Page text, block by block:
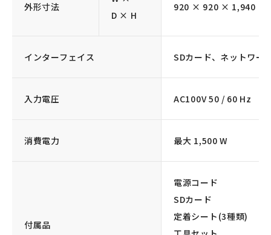
外形寸法
D × H
920 × 920 × 1,940
インターフェイス SDカード、ネットワ
入力電圧 AC100V 50 / 60 Hz
消費電力 最大 1,500 W
付属品
電源コード
SDカード
定着シート(3種類)